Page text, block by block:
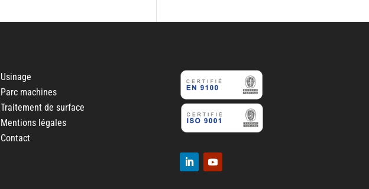
Usinage
Parc machines
Traitement de surface
Mentions légales
Contact